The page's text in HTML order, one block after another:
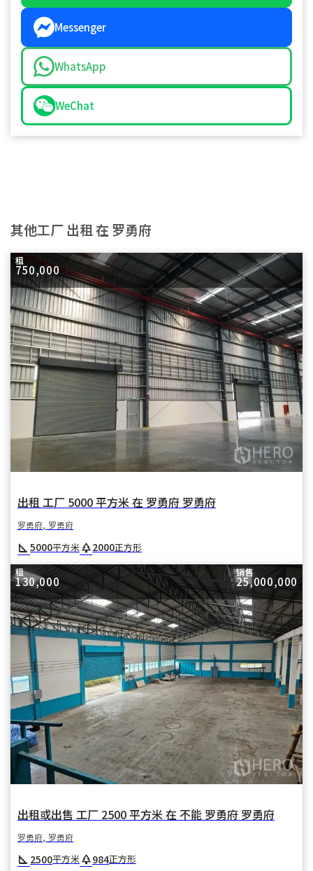
Messenger
WhatsApp
WeChat
其他工厂 出租 在 罗勇府
租
750,000
出租 工厂 5000 平方米 在 罗勇府 罗勇府
罗勇府, 罗勇府
square_foot 5000平方米park2000正方形
租
130,000
销售
25,000,000
出租或出售 工厂 2500 平方米 在 不能 罗勇府 罗勇府
罗勇府, 罗勇府
square_foot 2500平方米park984正方形